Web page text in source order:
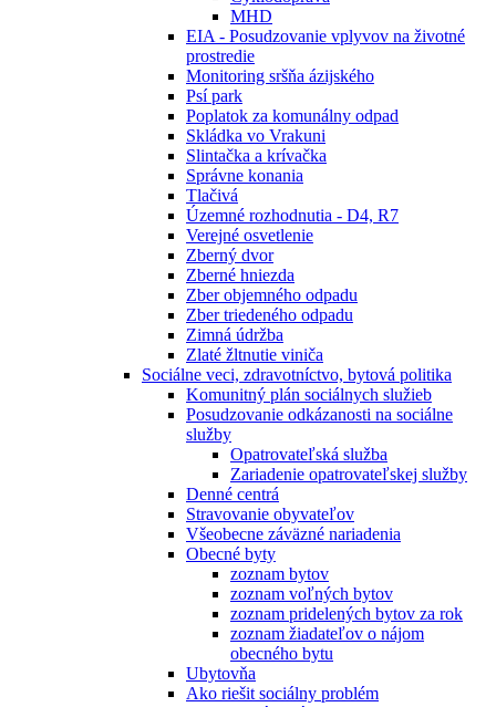
MHD
EIA - Posudzovanie vplyvov na životné
prostredie
Monitoring sršňa ázijského
Psí park
Poplatok za komunálny odpad
Skládka vo Vrakuni
Slintačka a krívačka
Správne konania
Tlačivá
Územné rozhodnutia - D4, R7
Verejné osvetlenie
Zberný dvor
Zberné hniezda
Zber objemného odpadu
Zber triedeného odpadu
Zimná údržba
Zlaté žltnutie viniča
Sociálne veci, zdravotníctvo, bytová politika
Komunitný plán sociálnych služieb
Posudzovanie odkázanosti na sociálne
služby
Opatrovateľská služba
Zariadenie opatrovateľskej služby
Denné centrá
Stravovanie obyvateľov
Všeobecne záväzné nariadenia
Obecné byty
zoznam bytov
zoznam voľných bytov
zoznam pridelených bytov za rok
zoznam žiadateľov o nájom
obecného bytu
Ubytovňa
Ako riešit sociálny problém